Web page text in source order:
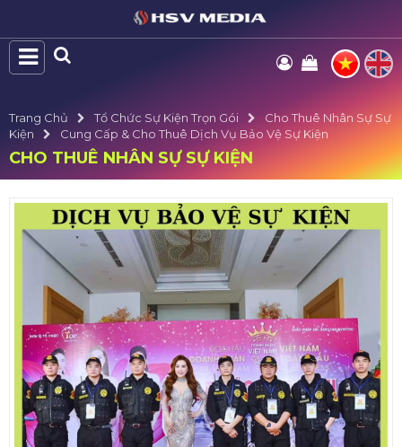
Trang Chủ Tổ Chức Sự Kiện Trọn Gói
Cho Thuê Nhân Sự Sự
Kiện
Cung Cấp & Cho Thuê Dịch Vụ Bảo Vệ Sự Kiện
CHO THUÊ NHÂN SỰ SỰ KIỆN